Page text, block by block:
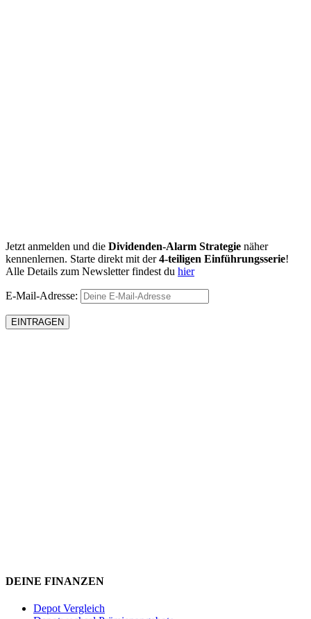
Jetzt anmelden und die Dividenden-Alarm Strategie näher
kennenlernen. Starte direkt mit der4-teiligen Einführungsserie!
Alle Details zum Newsletter findest du hier
E-Mail-Adresse:
DEINE FINANZEN
Depot Vergleich